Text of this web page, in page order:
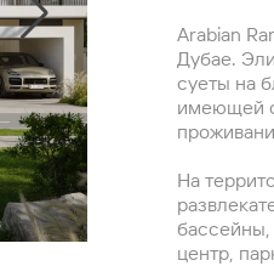
Arabian
Дубае.
суеты на
имеющей
На
центр,